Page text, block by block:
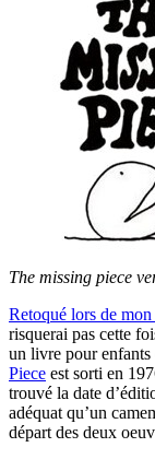
The missing piece
Retoqué lors de
risquerai pas cette
un livre pour enfants
Piece est sorti en
trouvé la date
adéquat qu’un
départ des deux